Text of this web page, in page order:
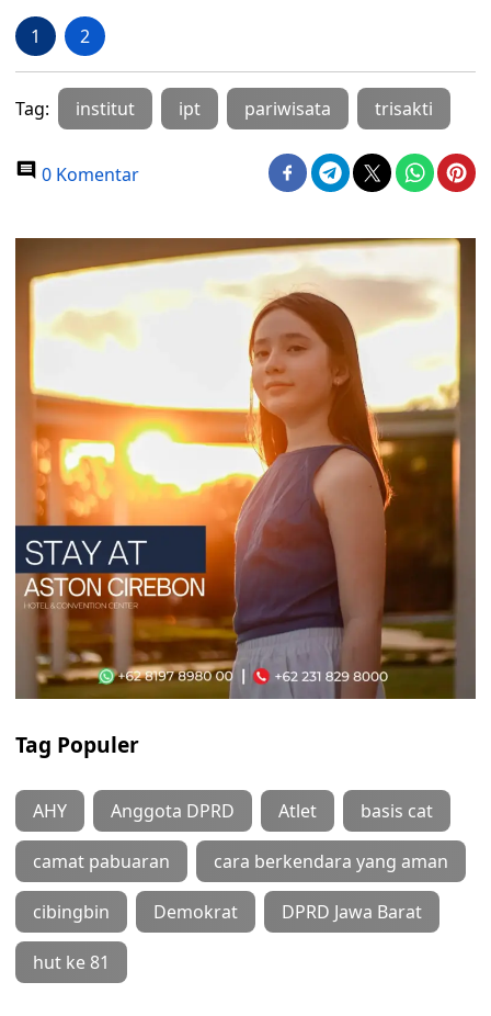
1 2
Tag: institut ipt pariwisata trisakti
0 Komentar
Tag Populer
AHY Anggota DPRD Atlet basis cat
camat pabuaran cara berkendara yang aman
cibingbin Demokrat DPRD Jawa Barat
hut ke 81